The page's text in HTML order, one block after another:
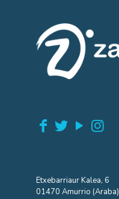
Etxebarriaur Kalea, 6
01470 Amurrio (Araba)